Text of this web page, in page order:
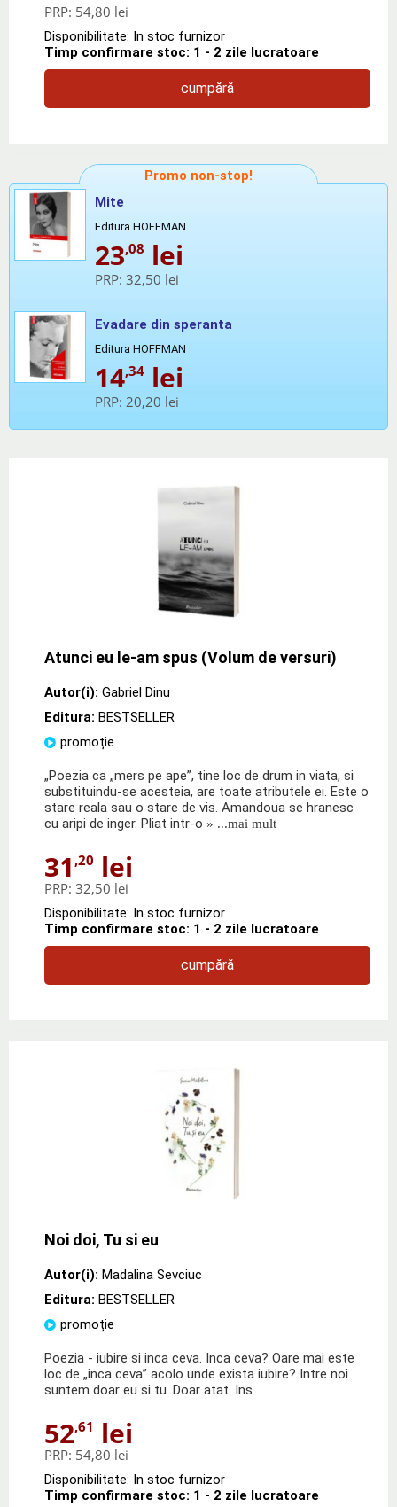
PRP: 54,80 lei
Disponibilitate: In stoc furnizor
Timp confirmare stoc: 1 - 2 zile lucratoare
cumpără
Promo non-stop!
Mite
Editura HOFFMAN
23,08 lei
PRP: 32,50 lei
Evadare din speranta
Editura HOFFMAN
14,34 lei
PRP: 20,20 lei
Atunci eu le-am spus (Volum de versuri)
Autor(i): Gabriel Dinu
Editura: BESTSELLER
promoție
„Poezia ca „mers pe ape”, tine loc de drum in viata, si
substituindu-se acesteia, are toate atributele ei. Este o
stare reala sau o stare de vis. Amandoua se hranesc
cu aripi de inger. Pliat intr-o » ...mai mult
31 ,20 lei
PRP: 32,50 lei
Disponibilitate: In stoc furnizor
Timp confirmare stoc: 1 - 2 zile lucratoare
cumpără
Noi doi, Tu si eu
Autor(i): Madalina Sevciuc
Editura: BESTSELLER
promoție
Poezia - iubire si inca ceva. Inca ceva? Oare mai este
loc de „inca ceva” acolo unde exista iubire? Intre noi
suntem doar eu si tu. Doar atat. Ins
52,61 lei
PRP: 54,80 lei
Disponibilitate: In stoc furnizor
Timp confirmare stoc: 1 - 2 zile lucratoare